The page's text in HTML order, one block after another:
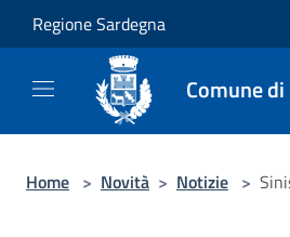
Salta al contenuto principale
Regione Sardegna
Comune di
Home > Novità > Notizie >